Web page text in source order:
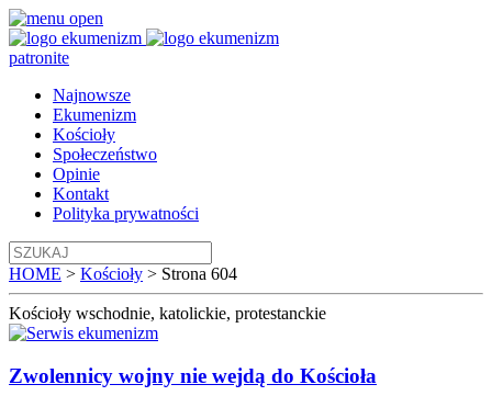
patronite
Najnowsze
Ekumenizm
Kościoły
Społeczeństwo
Opinie
Kontakt
Polityka prywatności
HOME > Kościoły > Strona 604
Kościoły wschodnie, katolickie, protestanckie
Zwolennicy wojny nie wejdą do Kościoła